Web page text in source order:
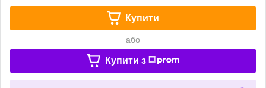
Купити
або
Купити з